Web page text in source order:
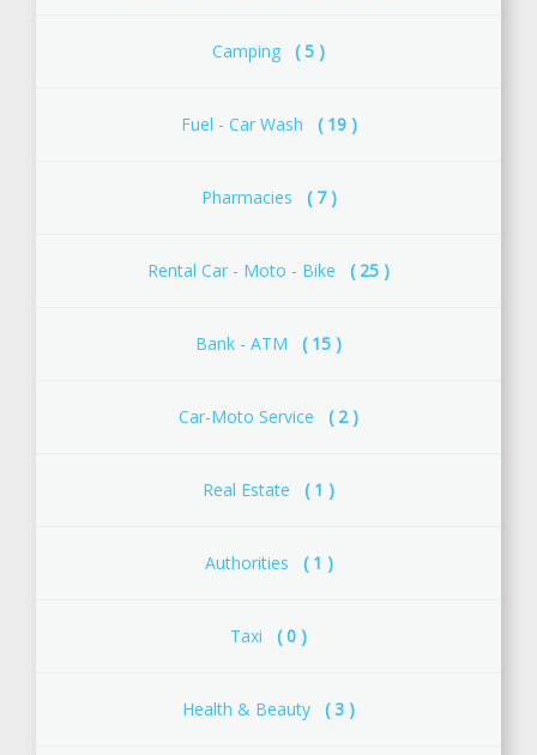
Camping ( 5 )
Fuel - Car Wash ( 19 )
Pharmacies ( 7 )
Rental Car - Moto - Bike ( 25 )
Bank - ATM ( 15 )
Car-Moto Service ( 2 )
Real Estate ( 1 )
Αuthorities ( 1 )
Taxi ( 0 )
Health & Beauty ( 3 )